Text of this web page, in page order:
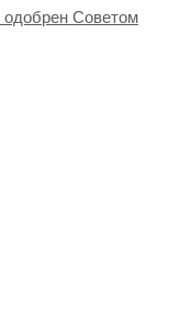
одобрен Советом